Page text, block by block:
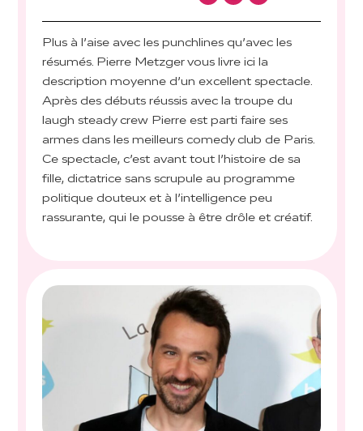
Plus à l’aise avec les punchlines qu’avec les
résumés. Pierre Metzger vous livre ici la
description moyenne d’un excellent spectacle.
Après des débuts réussis avec la troupe du
laugh steady crew Pierre est parti faire ses
armes dans les meilleurs comedy club de Paris.
Ce spectacle, c’est avant tout l’histoire de sa
fille, dictatrice sans scrupule au programme
politique douteux et à l’intelligence peu
rassurante, qui le pousse à être drôle et créatif.